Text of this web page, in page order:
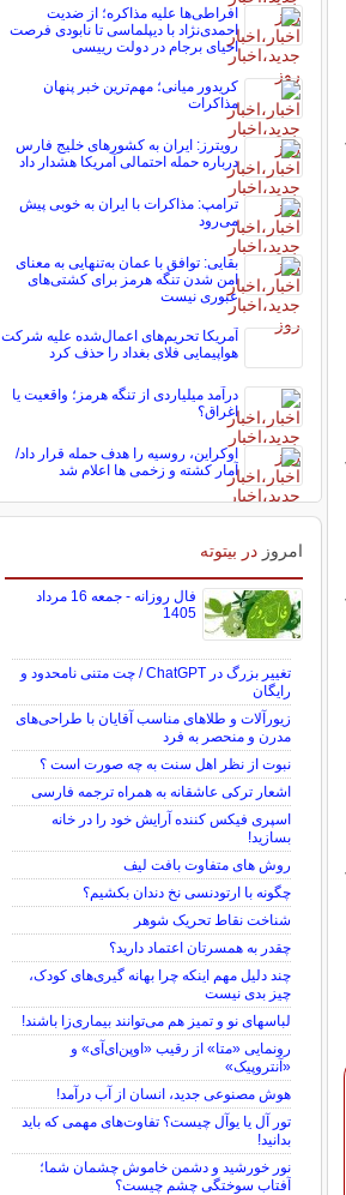
افراطی‌ها علیه مذاکره؛ از ضدیت
احمدی‌نژاد با دیپلماسی تا نابودی فرصت
احیای برجام در دولت رییسی
کریدور میانی؛ مهم‌ترین خبر پنهان
مذاکرات
رویترز: ایران به کشورهای خلیج فارس
درباره حمله احتمالی آمریکا هشدار داد
ترامپ: مذاکرات با ایران به خوبی پیش
می‌رود
بقایی: توافق با عمان به‌تنهایی به معنای
امن شدن تنگه هرمز برای کشتی‌های
عبوری نیست
آمریکا تحریم‌های اعمال‌شده علیه شرکت
هواپیمایی فلای بغداد را حذف کرد
درآمد میلیاردی از تنگه هرمز؛ واقعیت یا
اغراق؟
اوکراین، روسیه را هدف حمله قرار داد/
آمار کشته و زخمی ها اعلام شد
امروز در بیتوته
فال روزانه - جمعه 16 مرداد
1405
تغییر بزرگ در ChatGPT / چت متنی نامحدود و
رایگان
زیورآلات و طلاهای مناسب آقایان با طراحی‌های
مدرن و منحصر به فرد
نبوت از نظر اهل سنت به چه صورت است ؟
اشعار ترکی عاشقانه به همراه ترجمه فارسی
اسپری فیکس کننده آرایش خود را در خانه
بسازید!
روش های متفاوت بافت لیف
چگونه با ارتودنسی نخ دندان بکشیم؟
شناخت نقاط تحریک شوهر
چقدر به همسرتان اعتماد دارید؟
چند دلیل مهم اینکه چرا بهانه گیری‌های کودک،
چیز بدی نیست
لباس‎های نو و تمیز هم می‌توانند بیماری‌زا باشند!
رونمایی «متا» از رقیب «اوپن‌ای‌آی» و
«آنتروپیک»
هوش مصنوعی جدید، انسان از آب درآمد!
تور آل یا یوآل چیست؟ تفاوت‌های مهمی که باید
بدانید!
نور خورشید و دشمن خاموش چشمان شما؛
آفتاب سوختگی چشم چیست؟